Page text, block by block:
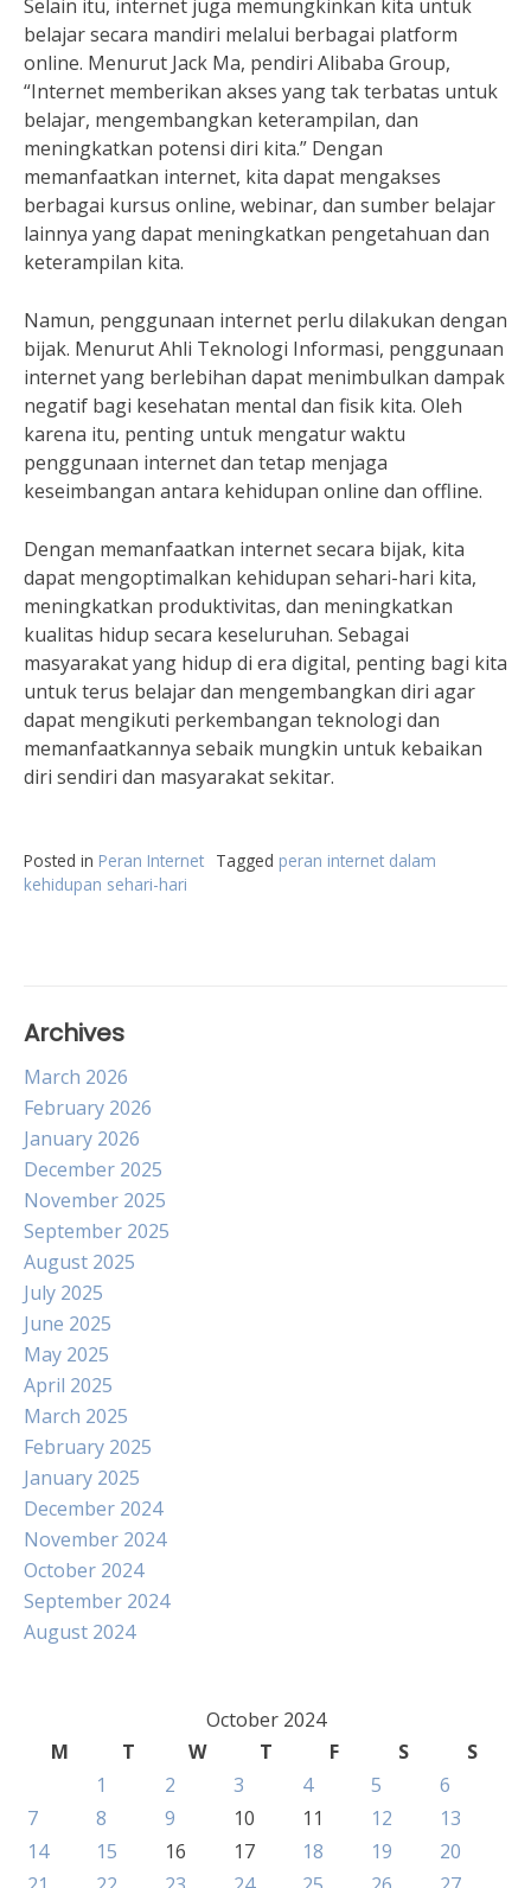
Selain itu, internet juga memungkinkan kita untuk
belajar secara mandiri melalui berbagai platform
online. Menurut Jack Ma, pendiri Alibaba Group,
“Internet memberikan akses yang tak terbatas untuk
belajar, mengembangkan keterampilan, dan
meningkatkan potensi diri kita.” Dengan
memanfaatkan internet, kita dapat mengakses
berbagai kursus online, webinar, dan sumber belajar
lainnya yang dapat meningkatkan pengetahuan dan
keterampilan kita.
Namun, penggunaan internet perlu dilakukan dengan
bijak. Menurut Ahli Teknologi Informasi, penggunaan
internet yang berlebihan dapat menimbulkan dampak
negatif bagi kesehatan mental dan fisik kita. Oleh
karena itu, penting untuk mengatur waktu
penggunaan internet dan tetap menjaga
keseimbangan antara kehidupan online dan offline.
Dengan memanfaatkan internet secara bijak, kita
dapat mengoptimalkan kehidupan sehari-hari kita,
meningkatkan produktivitas, dan meningkatkan
kualitas hidup secara keseluruhan. Sebagai
masyarakat yang hidup di era digital, penting bagi kita
untuk terus belajar dan mengembangkan diri agar
dapat mengikuti perkembangan teknologi dan
memanfaatkannya sebaik mungkin untuk kebaikan
diri sendiri dan masyarakat sekitar.
Posted in Peran Internet Tagged peran internet dalam
kehidupan sehari-hari
Archives
March 2026
February 2026
January 2026
December 2025
November 2025
September 2025
August 2025
July 2025
June 2025
May 2025
April 2025
March 2025
February 2025
January 2025
December 2024
November 2024
October 2024
September 2024
August 2024
October 2024
M
T W T F S
S
1
2 3 4 5
6
7
8 9 10 11 12
13
14
15 16 17 18 19
20